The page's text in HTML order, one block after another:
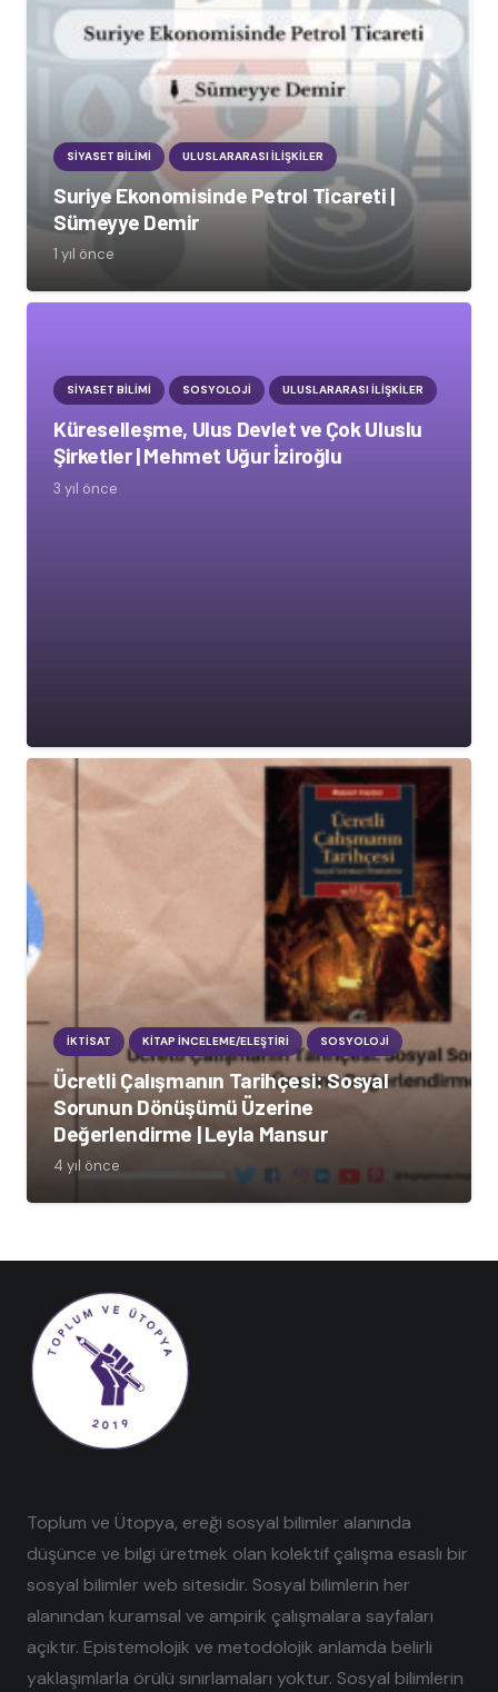
SIYASET BILIMI ULUSLARARASI İLIŞKILER
Suriye Ekonomisinde Petrol Ticareti |
Sümeyye Demir
1 yıl önce
SIYASET BILIMI SOSYOLOJI ULUSLARARASI İLIŞKILER
Küreselleşme, Ulus Devlet ve Çok Uluslu
Şirketler | Mehmet Uğur İziroğlu
3 yıl önce
İKTISAT KITAP İNCELEME/ELEŞTIRI SOSYOLOJI
Ücretli Çalışmanın Tarihçesi: Sosyal
Sorunun Dönüşümü Üzerine
Değerlendirme | Leyla Mansur
4 yıl önce
Toplum ve Ütopya, ereği sosyal bilimler alanında
düşünce ve bilgi üretmek olan kolektif çalışma esaslı bir
sosyal bilimler web sitesidir. Sosyal bilimlerin her
alanından kuramsal ve ampirik çalışmalara sayfaları
açıktır. Epistemolojik ve metodolojik anlamda belirli
yaklaşımlarla örülü sınırlamaları yoktur. Sosyal bilimlerin